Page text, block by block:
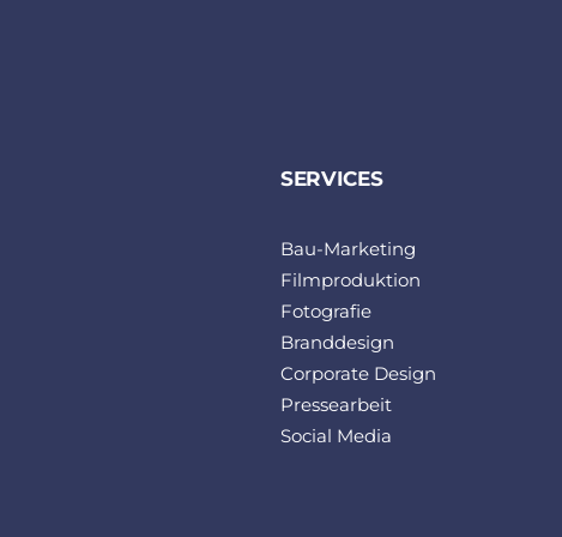
SERVICES
Bau-Marketing
Filmproduktion
Fotografie
Branddesign
Corporate Design
Pressearbeit
Social Media